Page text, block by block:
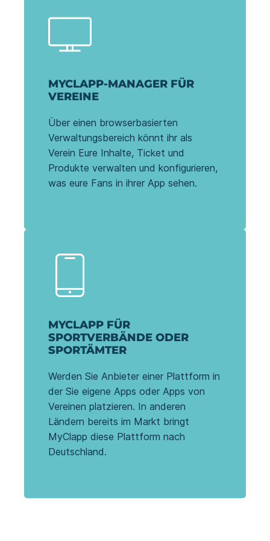
MYCLAPP-MANAGER FÜR
VEREINE
Über einen browserbasierten
Verwaltungsbereich könnt ihr als
Verein Eure Inhalte, Ticket und
Produkte verwalten und konfigurieren,
was eure Fans in ihrer App sehen.
MYCLAPP FÜR
SPORTVERBÄNDE ODER
SPORTÄMTER
Werden Sie Anbieter einer Plattform in
der Sie eigene Apps oder Apps von
Vereinen platzieren. In anderen
Ländern bereits im Markt bringt
MyClapp diese Plattform nach
Deutschland.